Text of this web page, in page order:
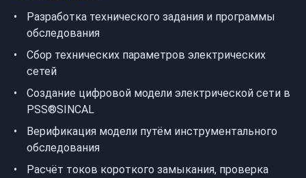
Разработка технического задания и программы
обследования
Сбор технических параметров электрических
сетей
Создание цифровой модели электрической сети в
PSS®SINCAL
Верификация модели путём инструментального
обследования
Расчёт токов короткого замыкания, проверка